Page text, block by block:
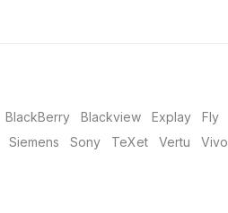
BlackBerry Blackview Explay Fly
Siemens Sony TeXet Vertu Vivo